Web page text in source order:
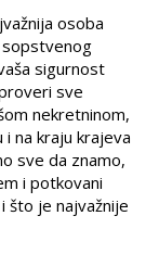
osoba
sopstvenog
sigurnost
sve
nekretninom,
na kraju krajeva
sve da znamo,
i potkovani
što je najvažnije